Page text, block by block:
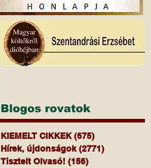
Blogos rovatok
KIEMELT CIKKEK (675)
Hírek, újdonságok (2771)
Tisztelt Olvasó! (156)